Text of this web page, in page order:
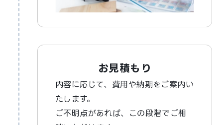
お見積もり
内容に応じて、費用や納期をご案内い
たします。
ご不明点があれば、この段階でご相